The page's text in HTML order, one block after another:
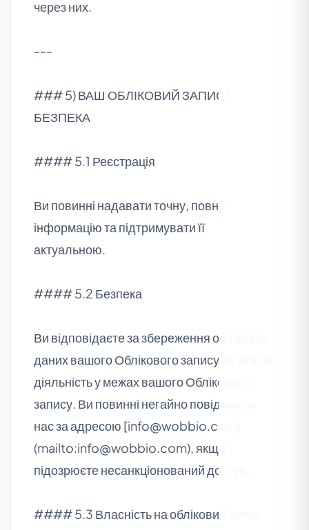
через них.
---
### 5) ВАШ ОБЛІКОВИЙ ЗАПИС І
БЕЗПЕКА
#### 5.1 Реєстрація
Ви повинні надавати точну, повну
інформацію та підтримувати її
актуальною.
#### 5.2 Безпека
Ви відповідаєте за збереження облікових
даних вашого Облікового запису та за всю
діяльність у межах вашого Облікового
запису. Ви повинні негайно повідомити
нас за адресою [info@wobbio.com]
(mailto:info@wobbio.com), якщо
підозрюєте несанкціонований доступ.
#### 5.3 Власність на обліковий запис